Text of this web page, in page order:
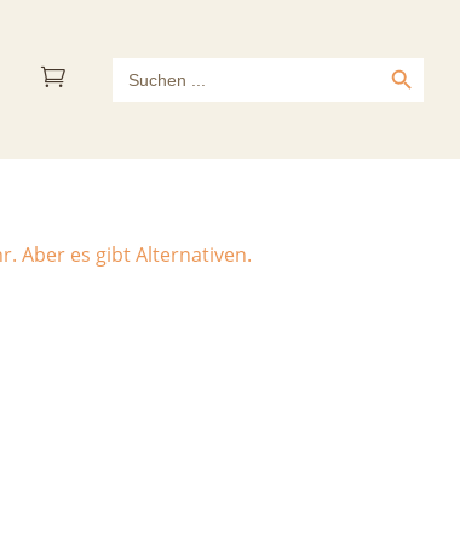
 Search
for:
Search Button
Aber es gibt Alternativen.